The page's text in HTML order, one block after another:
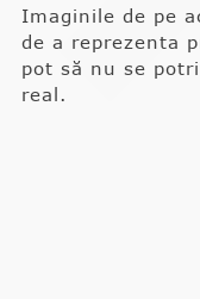
Imaginile de pe
de a reprezenta
pot să nu se
real.